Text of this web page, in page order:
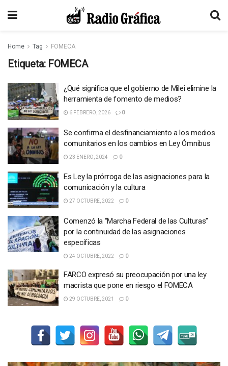
Home Tag FOMECA
Etiqueta: FOMECA
¿Qué significa que el gobierno de Milei elimine la
herramienta de fomento de medios?
6 FEBRERO, 2026 0
Se confirma el desfinanciamiento a los medios
comunitarios en los cambios en Ley Ómnibus
23 ENERO, 2024 0
Es Ley la prórroga de las asignaciones para la
comunicación y la cultura
27 OCTUBRE, 2022 0
Comenzó la “Marcha Federal de las Culturas”
por la continuidad de las asignaciones
específicas
24 OCTUBRE, 2022 0
FARCO expresó su preocupación por una ley
macrista que pone en riesgo el FOMECA
29 OCTUBRE, 2021 0